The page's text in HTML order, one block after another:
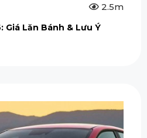
2.5m
Giá Lăn Bánh & Lưu Ý